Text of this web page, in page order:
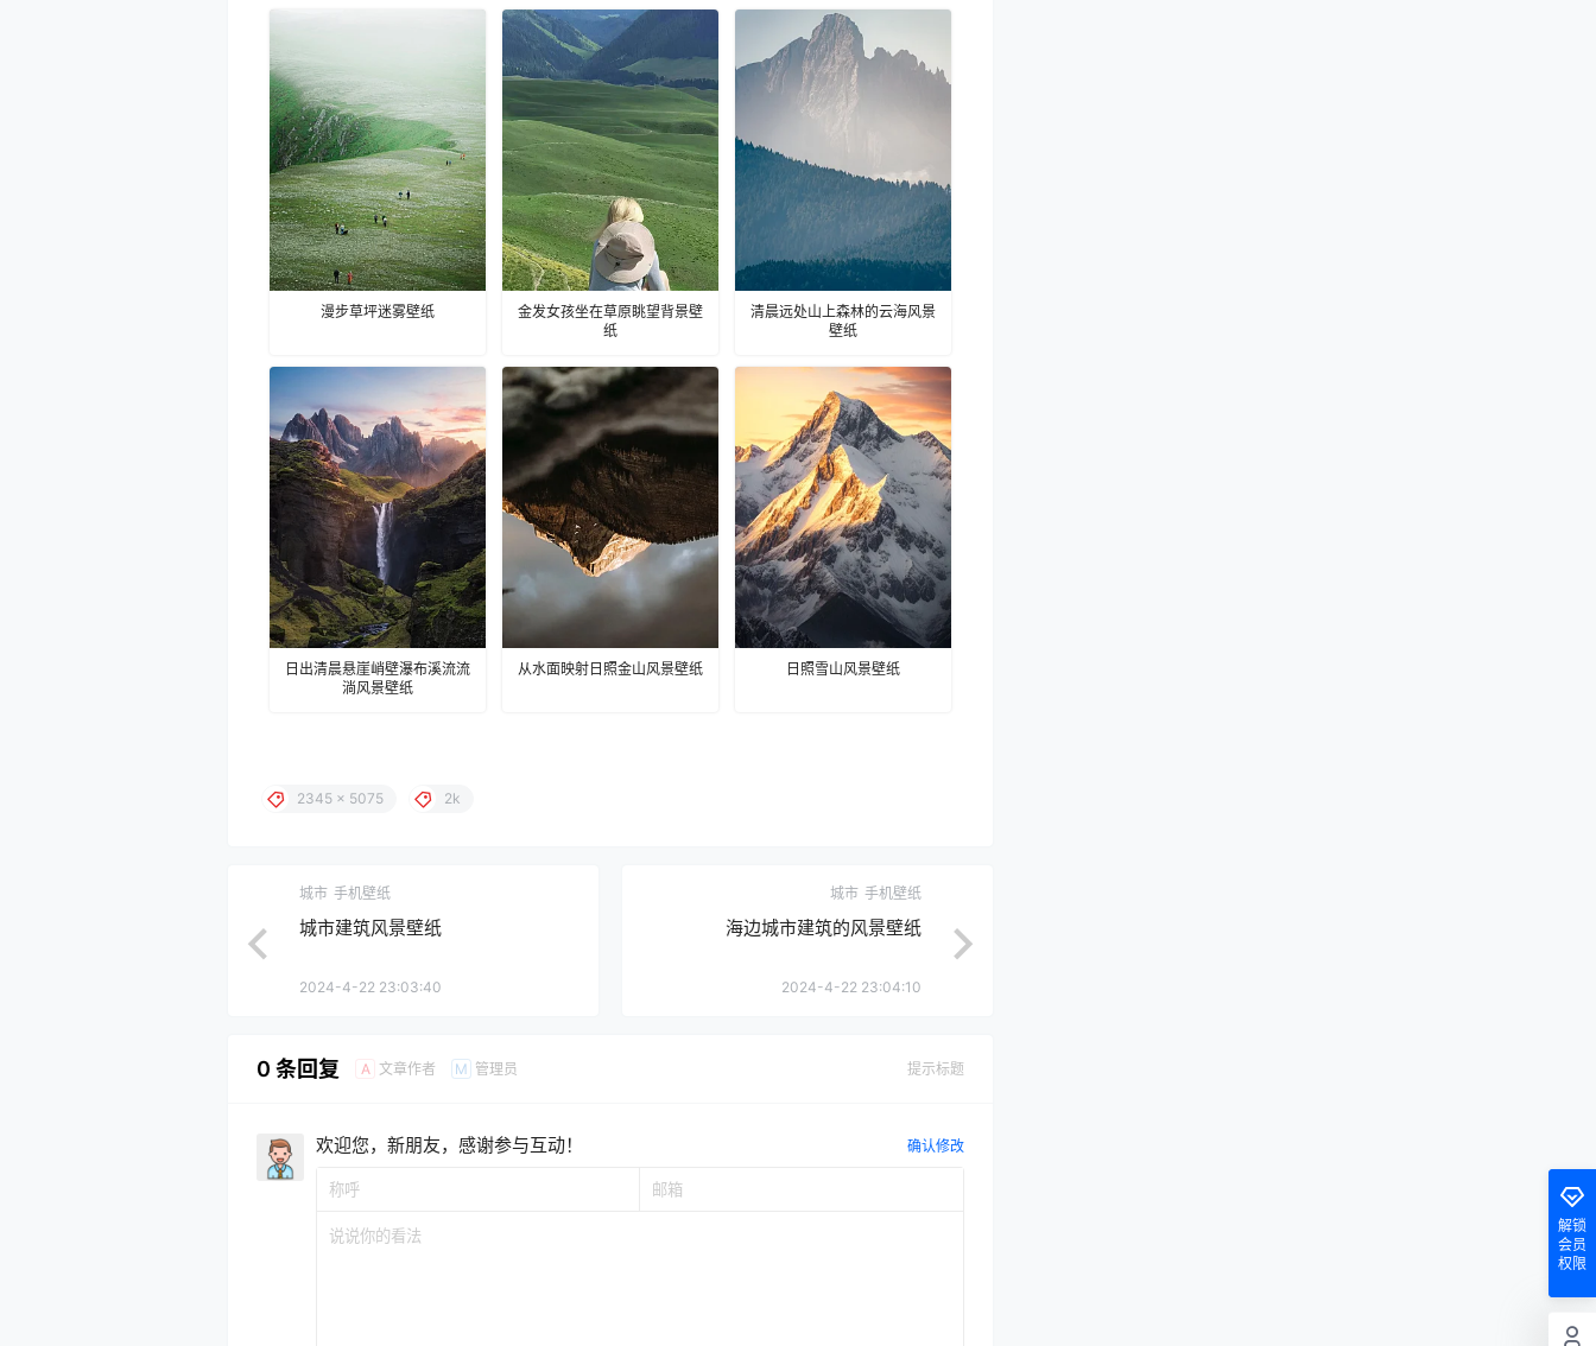
漫步草坪迷雾壁纸
金发女孩坐在草原眺望背景壁
纸
清晨远处山上森林的云海风景
壁纸
日出清晨悬崖峭壁瀑布溪流流
淌风景壁纸
从水面映射日照金山风景壁纸 日照雪山风景壁纸
2345 x 5075 2k
城市 手机壁纸
城市建筑风景壁纸
2024-4-22 23:03:40
城市 手机壁纸
海边城市建筑的风景壁纸
2024-4-22 23:04:10
0 条回复 A 文章作者 M 管理员 提示标题
欢迎您，新朋友，感谢参与互动！ 确认修改
解锁
会员
权限